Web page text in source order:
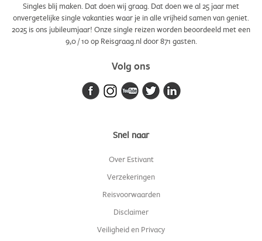
Singles blij maken. Dat doen wij graag. Dat doen we al 25 jaar met
onvergetelijke single vakanties waar je in alle vrijheid samen van geniet.
2025 is ons jubileumjaar! Onze single reizen worden beoordeeld met een
9,0/10op Reisgraag.nl door871 gasten.
Volg ons
Snel naar
Over Estivant
Verzekeringen
Reisvoorwaarden
Disclaimer
Veiligheid en Privacy